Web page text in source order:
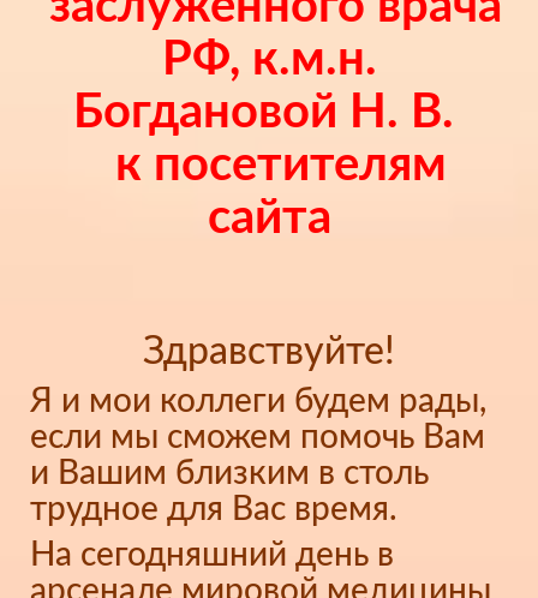
РФ, к.м.н.
Богдановой Н. В.
к посетителям
сайта
Здравствуйте!
Я и мои коллеги будем рады,
если мы сможем помочь Вам
и Вашим близким в столь
трудное для Вас время.
На сегодняшний день в
арсенале мировой медицины